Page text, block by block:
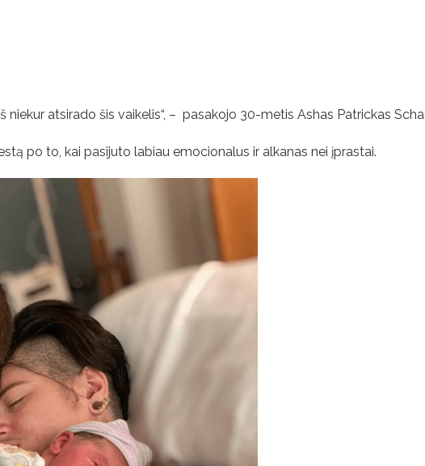
atsirado šis vaikelis“, – pasakojo 30-metis Ashas Patrickas
po to, kai pasijuto labiau emocionalus ir alkanas nei įprastai.